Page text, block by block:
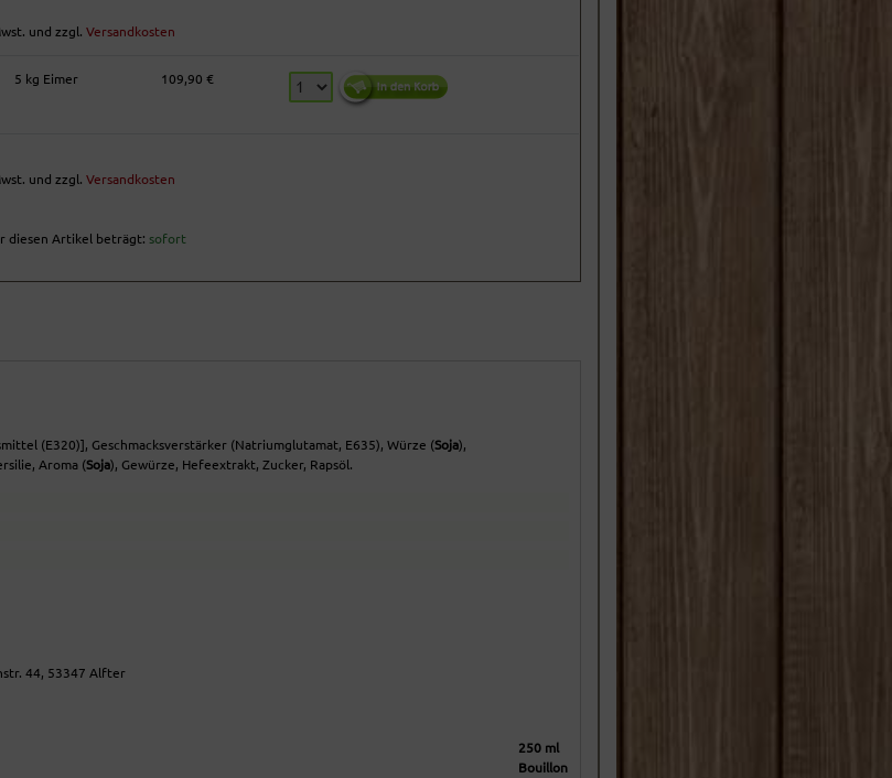
und zzgl.Versandkosten
5 kg Eimer 109,90 €
und zzgl.Versandkosten
diesen Artikel beträgt: sofort
(E320)], Geschmacksverstärker (Natriumglutamat, E635), Würze (Soja),
Aroma (Soja), Gewürze, Hefeextrakt, Zucker, Rapsöl.
44, 53347 Alfter
250 ml
Bouillon